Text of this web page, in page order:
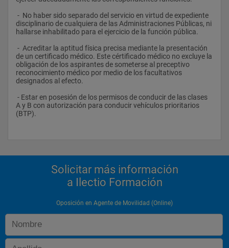
disciplinario de cualquiera de las Administraciones Públicas, ni
hallarse inhabilitado para el ejercicio de la función pública.
de un certificado médico. Este cértificado médico no excluye la
obligación de los aspirantes de someterse al preceptivo
reconocimiento médico por medio de los facultativos
designados al efecto.
A y B con autorización para conducir vehículos prioritarios
(BTP).
Solicitar más información
a Ilectio Formación
Oposición en Agente de Movilidad (Online)